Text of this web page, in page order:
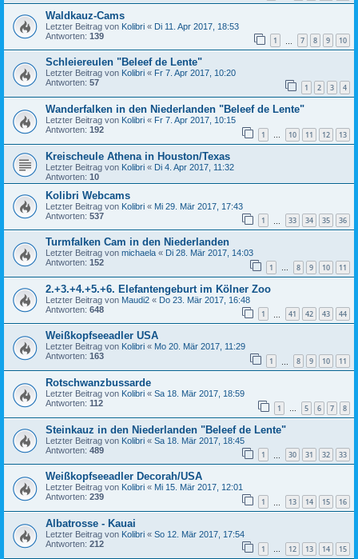
Waldkauz-Cams
Letzter Beitrag von Kolibri « Di 11. Apr 2017, 18:53
Antworten: 139 1 7 8 9 10
Schleiereulen "Beleef de Lente"
Letzter Beitrag von Kolibri « Fr 7. Apr 2017, 10:20
Antworten: 57 1 2 3 4
Wanderfalken in den Niederlanden "Beleef de Lente"
Letzter Beitrag von Kolibri « Fr 7. Apr 2017, 10:15
Antworten: 192 1 … 10 11 12 13
Kreischeule Athena in Houston/Texas
Letzter Beitrag von Kolibri « Di 4. Apr 2017, 11:32
Antworten: 10
Kolibri Webcams
Letzter Beitrag von Kolibri « Mi 29. Mär 2017, 17:43
Antworten: 537 1 33 34 35 36
Turmfalken Cam in den Niederlanden
Letzter Beitrag von michaela « Di 28. Mär 2017, 14:03
Antworten: 152 1 … 8 9 10 11
2.+3.+4.+5.+6. Elefantengeburt im Kölner Zoo
Letzter Beitrag von Maudi2 « Do 23. Mär 2017, 16:48
Antworten: 648 1 41 42 43 44
Weißkopfseeadler USA
Letzter Beitrag von Kolibri « Mo 20. Mär 2017, 11:29
Antworten: 163 1 8 9 10 11
Rotschwanzbussarde
Letzter Beitrag von Kolibri « Sa 18. Mär 2017, 18:59
Antworten: 112 1 … 5 6 7 8
Steinkauz in den Niederlanden "Beleef de Lente"
Letzter Beitrag von Kolibri « Sa 18. Mär 2017, 18:45
Antworten: 489 1 30 31 32 33
Weißkopfseeadler Decorah/USA
Letzter Beitrag von Kolibri « Mi 15. Mär 2017, 12:01
Antworten: 239 1 13 14 15 16
Albatrosse - Kauai
Letzter Beitrag von Kolibri « So 12. Mär 2017, 17:54
Antworten: 212 1 … 12 13 14 15